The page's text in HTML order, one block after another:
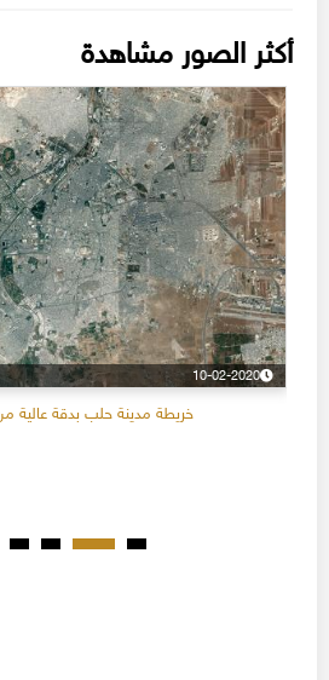
أكثر الصور مشاهدة
10-02-2020
خريطة مدينة حلب بدقة عالية من Google Earth